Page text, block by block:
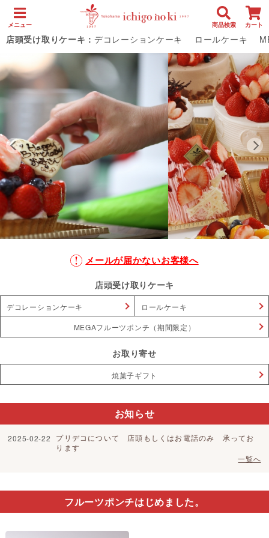
メニュー 商品検索 カート
店頭受け取りケーキ： デコレーションケーキ ロールケーキ
メールが届かないお客様へ
店頭受け取りケーキ
デコレーションケーキ
ロールケーキ
MEGAフルーツポンチ（期間限定）
お取り寄せ
焼菓子ギフト
お知らせ
2025-02-22
プリデコについて 店頭もしくはお電話のみ 承ってお
ります
一覧へ
フルーツポンチはじめました。